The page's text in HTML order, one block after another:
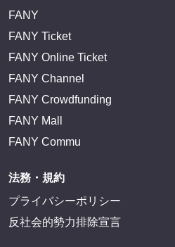
FANY
FANY Ticket
FANY Online Ticket
FANY Channel
FANY Crowdfunding
FANY Mall
FANY Commu
法務・規約
プライバシーポリシー
反社会的勢力排除宣言